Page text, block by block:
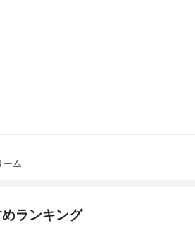
ーム
ランキング